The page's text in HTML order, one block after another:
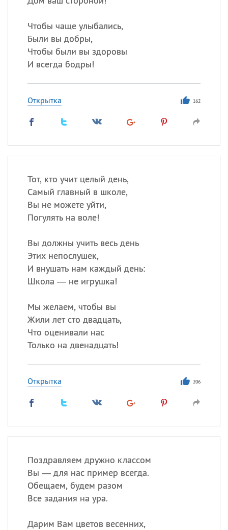
Чтобы чаще улыбались,
Были вы добры,
Чтобы были вы здоровы
И всегда бодры!
Открытка 162
Тот, кто учит целый день,
Самый главный в школе,
Вы не можете уйти,
Погулять на воле!
Вы должны учить весь день
Этих непослушек,
И внушать нам каждый день:
Школа — не игрушка!
Мы желаем, чтобы вы
Жили лет сто двадцать,
Что оценивали нас
Только на двенадцать!
Открытка 206
Поздравляем дружно классом
Вы — для нас пример всегда.
Обещаем, будем разом
Все задания на ура.
Дарим Вам цветов весенних,
Александр
Анна
Посмотреть значениеи